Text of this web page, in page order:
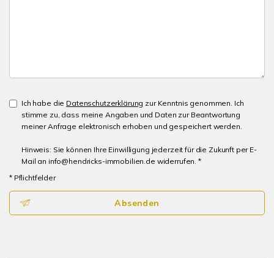
Ich habe die Datenschutzerklärung zur Kenntnis genommen. Ich
stimme zu, dass meine Angaben und Daten zur Beantwortung
meiner Anfrage elektronisch erhoben und gespeichert werden.
Hinweis: Sie können Ihre Einwilligung jederzeit für die Zukunft per E-
Mail an info@hendricks-immobilien.de widerrufen. *
* Pflichtfelder
Absenden